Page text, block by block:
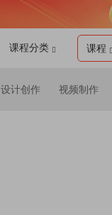
课程分类 课程
设计创作 视频制作